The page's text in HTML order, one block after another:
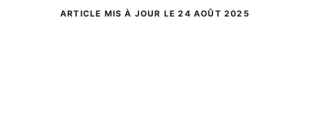
ARTICLE MIS À JOUR LE 24 AOÛT 2025